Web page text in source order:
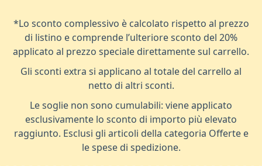
*Lo sconto complessivo è calcolato rispetto al prezzo
di listino e comprende l’ulteriore sconto del 20%
applicato al prezzo speciale direttamente sul carrello.
Gli sconti extra si applicano al totale del carrello al
netto di altri sconti.
Le soglie non sono cumulabili: viene applicato
esclusivamente lo sconto di importo più elevato
raggiunto. Esclusi gli articoli della categoria Offerte e
le spese di spedizione.